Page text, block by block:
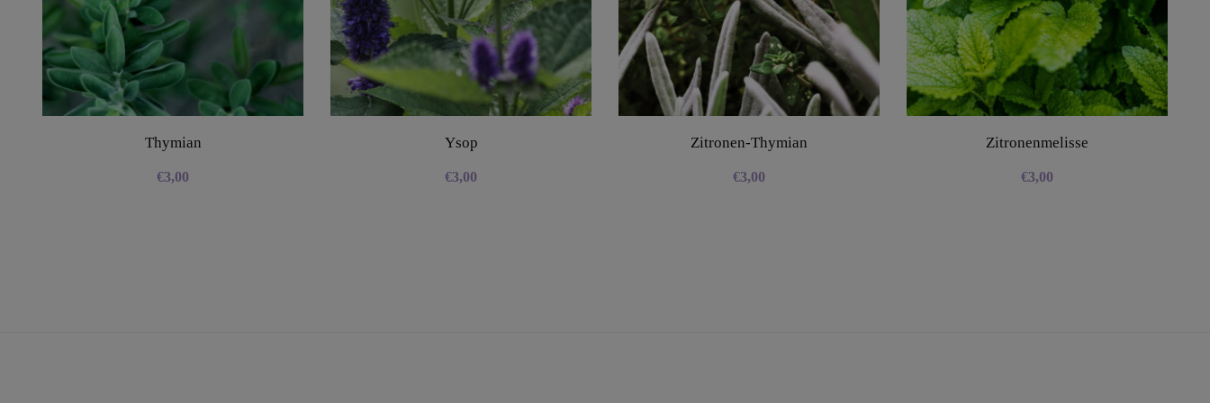
Thymian
€3,00
Ysop
€3,00
Zitronen-Thymian
€3,00
Zitronenmelisse
€3,00